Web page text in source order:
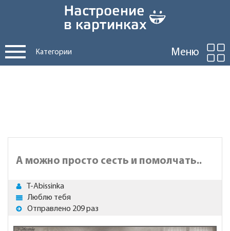
Категории Меню
А можно просто сесть и помолчать..
T-Abissinka
Люблю тебя
Отправлено 209 раз